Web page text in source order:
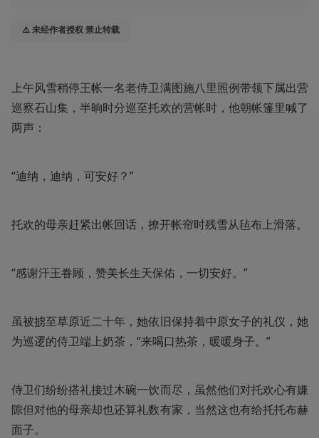
⚠️ 未经作者授权 禁止转载
上午风雪稍停王帐一名老侍卫满图施八里照例带领下属出营
巡察石山集，半晌时分巡至托欢的营帐时，他朝帐篷里喊了
两声：
“迪纳，迪纳，可安好？”
托欢的母亲赶紧出帐回话，撩开帐帘时残雪从毡布上滑落。
“感谢汗王眷顾，赞美长生天保佑，一切安好。”
虽被掳至草原近二十年，她依旧保持着中原女子的礼仪，她
为巡逻的侍卫端上奶茶，“来喝口热茶，暖暖身子。”
侍卫们纷纷搭礼接过木碗一饮而尽，虽然他们对托欢心有嫌
隙但对他的母亲却也还算礼数有家，当然这也有给托托布赫
面子。